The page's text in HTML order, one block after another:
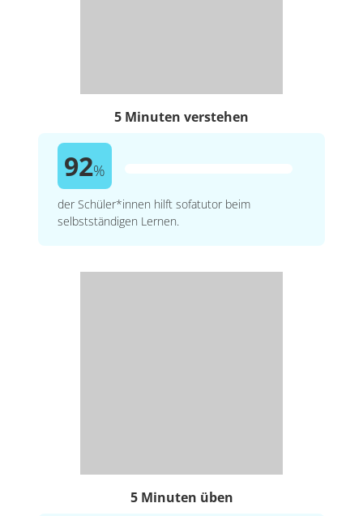
5 Minuten verstehen
92%
der Schüler*innen hilft sofatutor beim
selbstständigen Lernen.
5 Minuten üben